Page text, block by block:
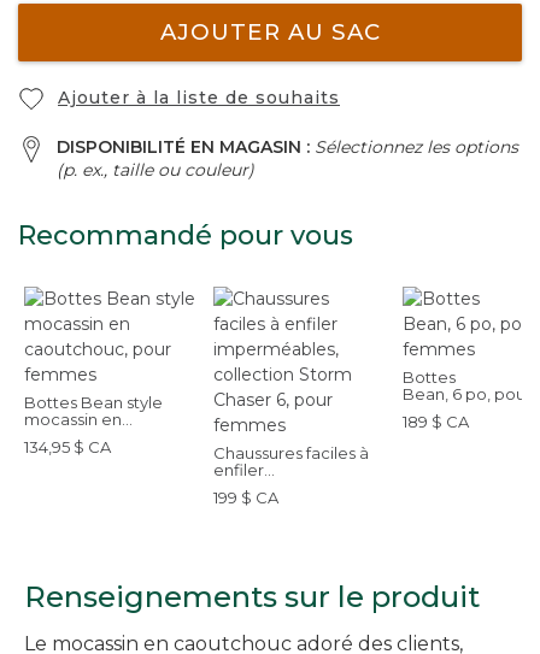
AJOUTER AU SAC
Ajouter à la liste de souhaits
DISPONIBILITÉ EN MAGASIN : Sélectionnez les options
(p. ex., taille ou couleur)
Recommandé pour vous
Bottes Bean style
mocassin en
caoutchouc, pour
femmes
134,95 $ CA
Chaussures faciles à
enfiler
imperméables,
collection Storm
199 $ CA
Bottes
Bean, 6 po, pour
femmes
189 $ CA
Renseignements sur le produit
Le mocassin en caoutchouc adoré des clients,